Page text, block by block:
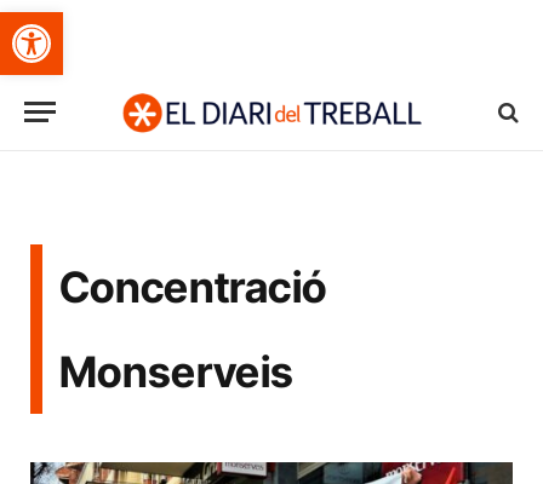
Obre la barra d'eines
Concentració
Monserveis